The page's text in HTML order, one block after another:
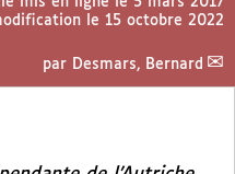
le 15 octobre 2022
par Desmars, Bernard